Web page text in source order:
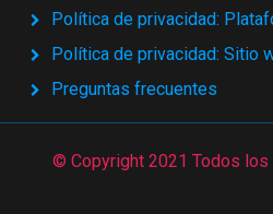
Política de privacidad:
Política de privacidad: Sitio
Preguntas frecuentes
© Copyright 2021 Todos